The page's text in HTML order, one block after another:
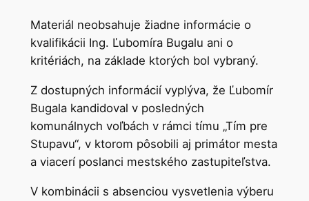
Materiál neobsahuje žiadne informácie o
kvalifikácii Ing. Ľubomíra Bugalu ani o
kritériách, na základe ktorých bol vybraný.
Z dostupných informácií vyplýva, že Ľubomír
Bugala kandidoval v posledných
komunálnych voľbách v rámci tímu „Tím pre
Stupavu“, v ktorom pôsobili aj primátor mesta
a viacerí poslanci mestského zastupiteľstva.
V kombinácii s absenciou vysvetlenia výberu